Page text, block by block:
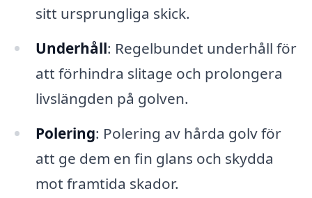
sitt ursprungliga skick.
Underhåll: Regelbundet underhåll för
att förhindra slitage och prolongera
livslängden på golven.
Polering: Polering av hårda golv för
att ge dem en fin glans och skydda
mot framtida skador.